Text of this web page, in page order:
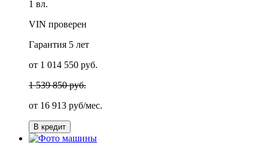
1 вл.
VIN проверен
Гарантия 5 лет
от 1 014 550 руб.
1 539 850 руб.
от 16 913 руб/мес.
В кредит